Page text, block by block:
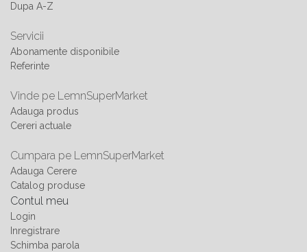
Dupa A-Z
Servicii
Abonamente disponibile
Referinte
Vinde pe LemnSuperMarket
Adauga produs
Cereri actuale
Cumpara pe LemnSuperMarket
Adauga Cerere
Catalog produse
Contul meu
Login
Inregistrare
Schimba parola